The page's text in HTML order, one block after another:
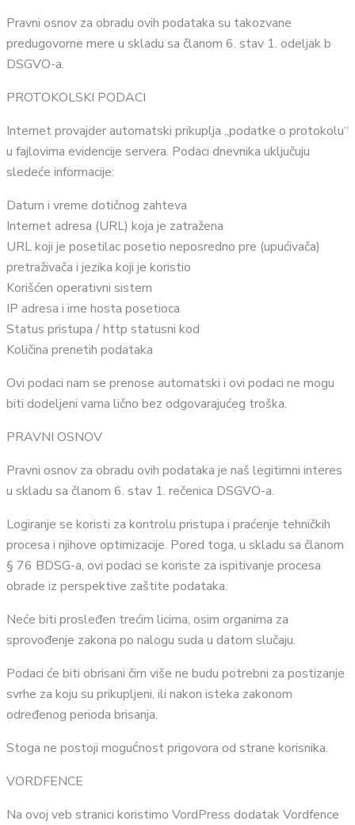
Pravni osnov za obradu ovih podataka su takozvane
predugovorne mere u skladu sa članom 6. stav 1. odeljak b
DSGVO-a.
PROTOKOLSKI PODACI
Internet provajder automatski prikuplja „podatke o protokolu“
u fajlovima evidencije servera. Podaci dnevnika uključuju
sledeće informacije:
Datum i vreme dotičnog zahteva
Internet adresa (URL) koja je zatražena
URL koji je posetilac posetio neposredno pre (upućivača)
pretraživača i jezika koji je koristio
Korišćen operativni sistem
IP adresa i ime hosta posetioca
Status pristupa / http statusni kod
Količina prenetih podataka
Ovi podaci nam se prenose automatski i ovi podaci ne mogu
biti dodeljeni vama lično bez odgovarajućeg troška.
PRAVNI OSNOV
Pravni osnov za obradu ovih podataka je naš legitimni interes
u skladu sa članom 6. stav 1. rečenica DSGVO-a.
Logiranje se koristi za kontrolu pristupa i praćenje tehničkih
procesa i njihove optimizacije. Pored toga, u skladu sa članom
§ 76 BDSG-a, ovi podaci se koriste za ispitivanje procesa
obrade iz perspektive zaštite podataka.
Neće biti prosleđen trećim licima, osim organima za
sprovođenje zakona po nalogu suda u datom slučaju.
Podaci će biti obrisani čim više ne budu potrebni za postizanje
svrhe za koju su prikupljeni, ili nakon isteka zakonom
određenog perioda brisanja.
Stoga ne postoji mogućnost prigovora od strane korisnika.
VORDFENCE
Na ovoj veb stranici koristimo VordPress dodatak Vordfence